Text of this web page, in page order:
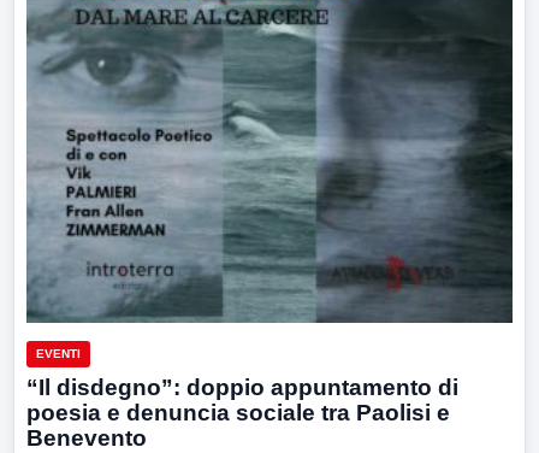
EVENTI
“Il disdegno”: doppio appuntamento di
poesia e denuncia sociale tra Paolisi e
Benevento